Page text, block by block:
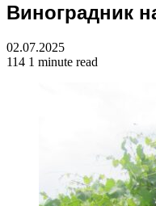
Виноградник
02.07.2025
114 1 minute read